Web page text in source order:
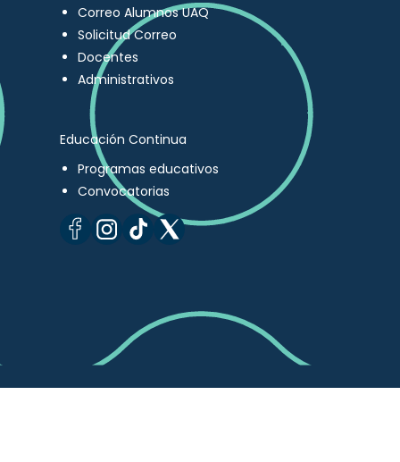
Correo Alumnos UAQ
Solicitud Correo
Docentes
Administrativos
Educación Continua
Programas educativos
Convocatorias